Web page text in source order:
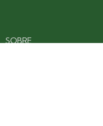
SOBRE